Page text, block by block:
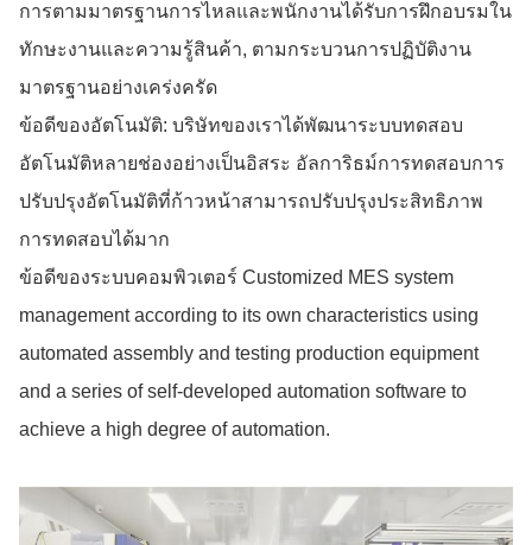
การตามมาตรฐานการไหลและพนักงานได้รับการฝึกอบรมใน
ทักษะงานและความรู้สินค้า, ตามกระบวนการปฏิบัติงาน
มาตรฐานอย่างเคร่งครัด
ข้อดีของอัตโนมัติ: บริษัทของเราได้พัฒนาระบบทดสอบ
อัตโนมัติหลายช่องอย่างเป็นอิสระ อัลการิธม์การทดสอบการ
ปรับปรุงอัตโนมัติที่ก้าวหน้าสามารถปรับปรุงประสิทธิภาพ
การทดสอบได้มาก
ข้อดีของระบบคอมพิวเตอร์ Customized MES system
management according to its own characteristics using
automated assembly and testing production equipment
and a series of self-developed automation software to
achieve a high degree of automation.